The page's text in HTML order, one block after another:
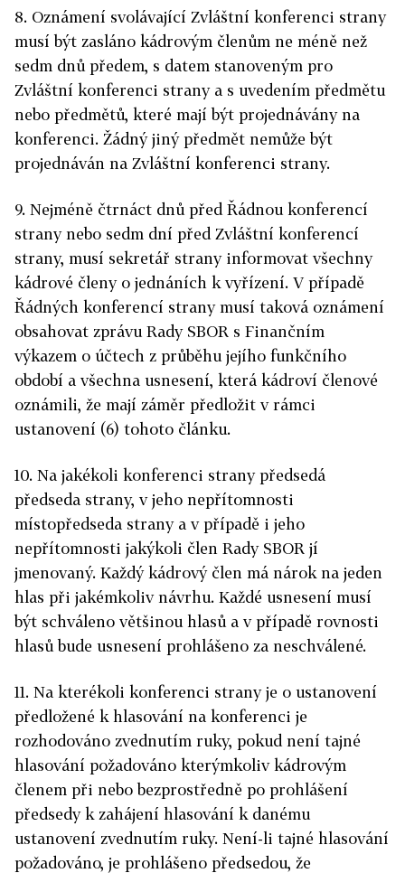
8. Oznámení svolávající Zvláštní konferenci strany
musí být zasláno kádrovým členům ne méně než
sedm dnů předem, s datem stanoveným pro
Zvláštní konferenci strany a s uvedením předmětu
nebo předmětů, které mají být projednávány na
konferenci. Žádný jiný předmět nemůže být
projednáván na Zvláštní konferenci strany.
9. Nejméně čtrnáct dnů před Řádnou konferencí
strany nebo sedm dní před Zvláštní konferencí
strany, musí sekretář strany informovat všechny
kádrové členy o jednáních k vyřízení. V případě
Řádných konferencí strany musí taková oznámení
obsahovat zprávu Rady SBOR s Finančním
výkazem o účtech z průběhu jejího funkčního
období a všechna usnesení, která kádroví členové
oznámili, že mají záměr předložit v rámci
ustanovení (6) tohoto článku.
10. Na jakékoli konferenci strany předsedá
předseda strany, v jeho nepřítomnosti
místopředseda strany a v případě i jeho
nepřítomnosti jakýkoli člen Rady SBOR jí
jmenovaný. Každý kádrový člen má nárok na jeden
hlas při jakémkoliv návrhu. Každé usnesení musí
být schváleno většinou hlasů a v případě rovnosti
hlasů bude usnesení prohlášeno za neschválené.
11. Na kterékoli konferenci strany je o ustanovení
předložené k hlasování na konferenci je
rozhodováno zvednutím ruky, pokud není tajné
hlasování požadováno kterýmkoliv kádrovým
členem při nebo bezprostředně po prohlášení
předsedy k zahájení hlasování k danému
ustanovení zvednutím ruky. Není-li tajné hlasování
požadováno, je prohlášeno předsedou, že